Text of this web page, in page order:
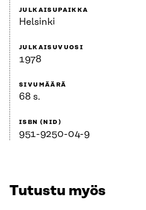
JULKAISUPAIKKA
Helsinki
JULKAISUVUOSI
1978
SIVUMÄÄRÄ
68 s.
ISBN (NID)
951-9250-04-9
Tutustu myös